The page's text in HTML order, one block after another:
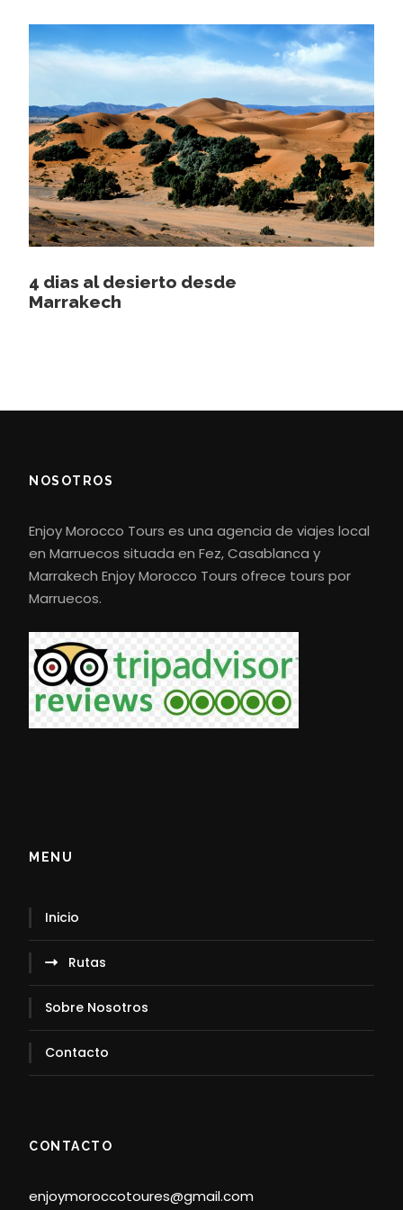
Preguntas frecuentes sobre
el circuito de 3 dias desde Fez a
Chauen
Cuánto dura la visita?
utiliza durante el recorrido
normalmente en vehículos 4×4 con
desérticas.
4 dias al desierto desde
Marrakech
NOSOTROS
Enjoy Morocco Tours es una agencia de viajes local
en Marruecos situada en Fez, Casablanca y
Marrakech Enjoy Morocco Tours ofrece tours por
Marruecos.
MENU
Inicio
Rutas
Sobre Nosotros
Contacto
CONTACTO
enjoymoroccotoures@gmail.com